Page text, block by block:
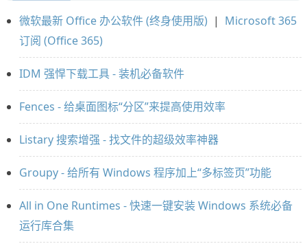
微软最新 Office 办公软件 (终身使用版) | Microsoft 365
订阅 (Office 365)
IDM 强悍下载工具 - 装机必备软件
Fences - 给桌面图标“分区”来提高使用效率
Listary 搜索增强 - 找文件的超级效率神器
Groupy - 给所有 Windows 程序加上“多标签页”功能
All in One Runtimes - 快速一键安装 Windows 系统必备
运行库合集